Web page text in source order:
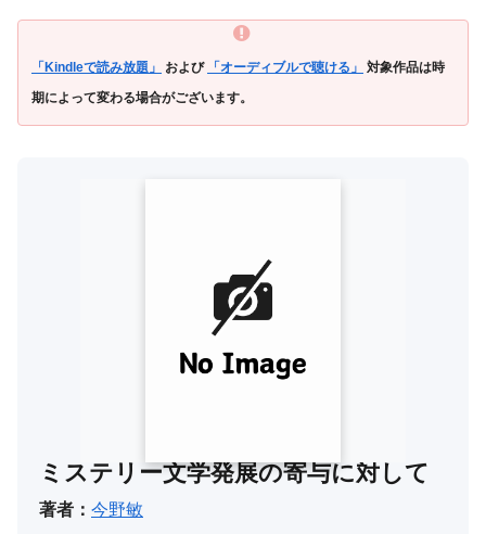
「Kindleで読み放題」 および 「オーディブルで聴ける」
対象作品は時
期によって変わる場合がございます。
ミステリー文学発展の寄与に対して
著者： 今野敏